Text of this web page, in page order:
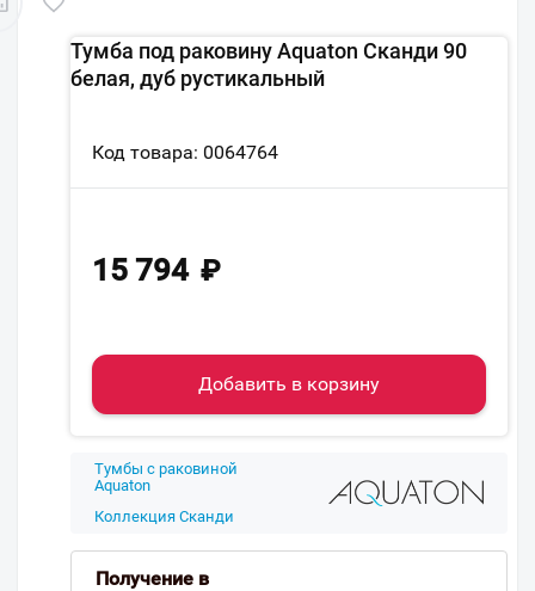
Тумба под раковину Aquaton Сканди 90
белая, дуб рустикальный
Код товара: 0064764
15 794 ₽
Добавить в корзину
Тумбы с раковиной
Aquaton
Коллекция Сканди
Получение в